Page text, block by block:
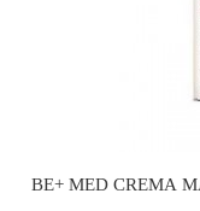
BE+ MED CREMA